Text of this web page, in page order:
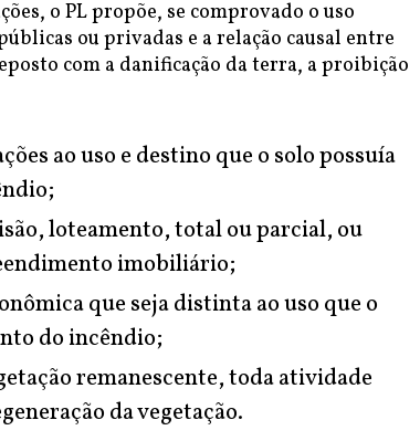
o PL propõe, se comprovado o uso
ou privadas e a relação causal entre
com a danificação da terra, a proibição
ao uso e destino que o solo possuía
loteamento, total ou parcial, ou
imobiliário;
que seja distinta ao uso que o
do incêndio;
remanescente, toda atividade
da vegetação.